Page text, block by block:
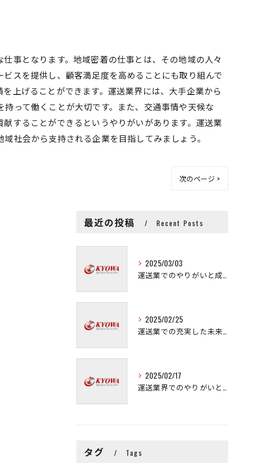
事となります。地域密着の仕事とは、その地域の人々
スを提供し、顧客満足度を高めることにも取り組んで
上げることができます。運送業界には、大手企業から
って働くことが大切です。また、交通事情や天候な
することができるというやりがいがあります。運送業
社会から支持される企業を目指してみましょう。
次のページ >
最近の投稿 Recent Posts
2025/03/03
運送業でのやりがいと成長の秘訣
2025/02/25
運送業での充実した未来を拓く方法
2025/02/17
運送業界でのやりがいと可能性
タグ Tags